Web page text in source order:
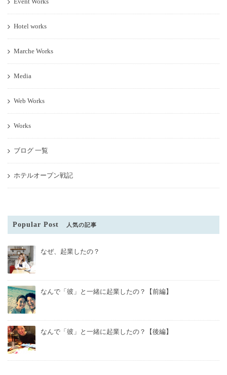
Hotel works
Marche Works
Media
Web Works
Works
ブログ 一覧
ホテルオープン戦記
Popular Post 人気の記事
なぜ、起業したの？
なんで「彼」と一緒に起業したの？【前編】
なんで「彼」と一緒に起業したの？【後編】